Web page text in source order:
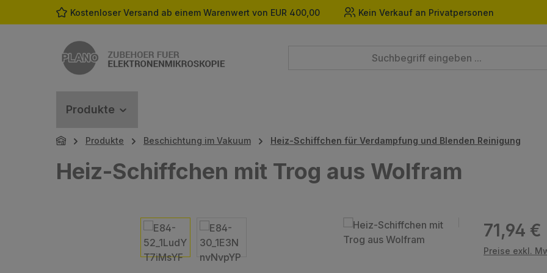
Hauptinhalt springen
Zur Suche springen
Zur Hauptnavigation springen
Kostenloser Versand ab einem Warenwert von EUR 400,00 Kein Verkauf an Privatpersonen
Produkte
Produkte Beschichtung im Vakuum Heiz-Schiffchen für Verdampfung und Blenden Reinigung
Heiz-Schiffchen mit Trog aus Wolfram
Bildergalerie überspringen Regulärer
71,94 €
Preise exkl.